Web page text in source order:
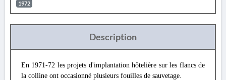
1972
Description
En 1971-72 les projets d'implantation hôtelière sur les flancs de
la colline ont occasionné plusieurs fouilles de sauvetage.